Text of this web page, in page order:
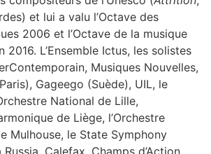
et lui a valu l’Octave des
2006 et l’Octave de la musique
2016. L’Ensemble Ictus, les solistes
Musiques Nouvelles,
Gageego (Suède), UIL, le
National de Lille,
de Liège, l’Orchestre
Mulhouse, le State Symphony
Calefax, Champs d’Action,